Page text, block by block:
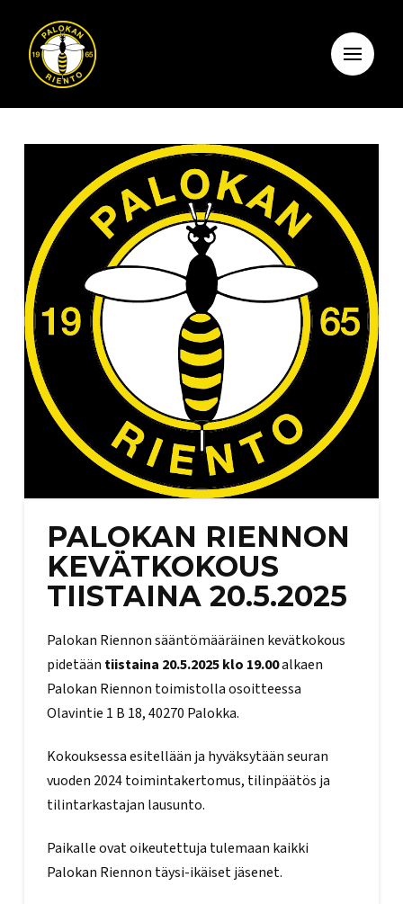
PALOKAN RIENNON
KEVÄTKOKOUS
TIISTAINA 20.5.2025
Palokan Riennon sääntömääräinen kevätkokous
pidetään tiistaina 20.5.2025 klo 19.00alkaen
Palokan Riennon toimistolla osoitteessa
Olavintie 1 B 18, 40270 Palokka.
Kokouksessa esitellään ja hyväksytään seuran
vuoden 2024 toimintakertomus, tilinpäätös ja
tilintarkastajan lausunto.
Paikalle ovat oikeutettuja tulemaan kaikki
Palokan Riennon täysi-ikäiset jäsenet.